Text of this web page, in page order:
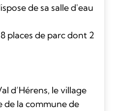
de sa salle d'eau
places de parc dont 2
d’Hérens, le village
de la commune de